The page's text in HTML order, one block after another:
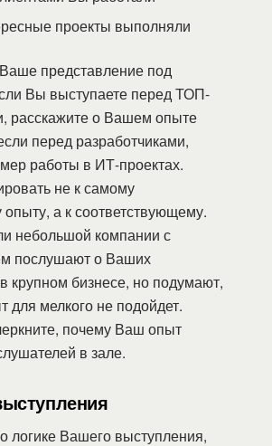
проекты выполняли
представление под
Вы выступаете перед ТОП-
расскажите о Вашем опыте
перед разработчиками,
работы в ИТ-проектах.
не к самому
а к соответствующему.
небольшой компании с
послушают о Ваших
крупном бизнесе, но подумают,
для мелкого не подойдет.
почему Ваш опыт
в зале.
логике Вашего выступления,